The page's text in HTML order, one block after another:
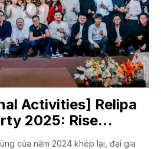
Activities] Relipa
2025: Rise
Forever
của năm 2024 khép lại, đại gia